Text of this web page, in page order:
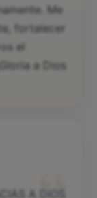
Me
fortalecer
el
a Dios
A DIOS